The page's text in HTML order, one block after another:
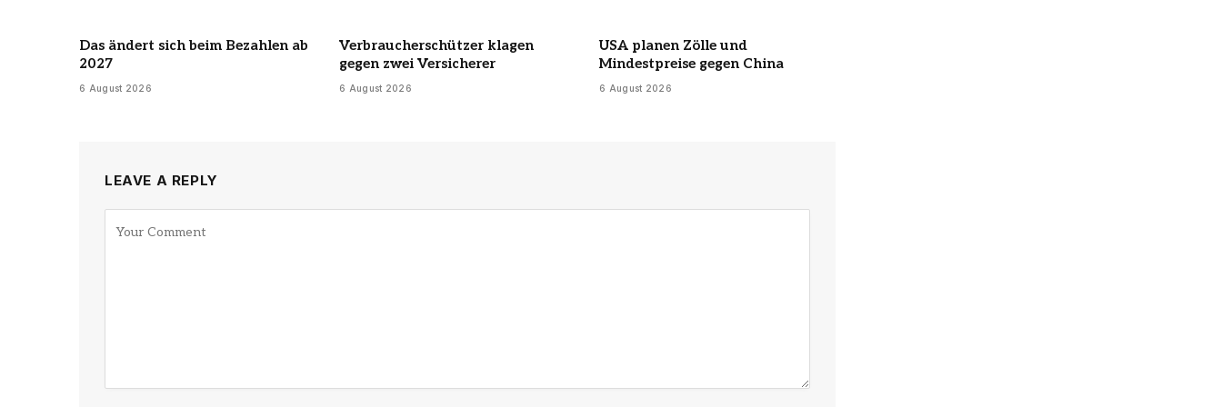
Das ändert sich beim Bezahlen ab
2027
6 August 2026
Verbraucherschützer klagen
gegen zwei Versicherer
6 August 2026
USA planen Zölle und
Mindestpreise gegen China
6 August 2026
LEAVE A REPLY